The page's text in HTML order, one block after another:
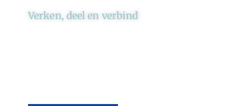
Verken, deel en verbind